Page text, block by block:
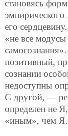
становясь
его
«не все
позитивный,
сознании
недоступны
С другой, —
определен не
«иным», чем Я.